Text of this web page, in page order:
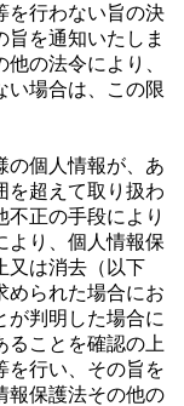
を行わない旨の決
旨を通知いたしま
の法令により、
い場合は、この限
の個人情報が、あ
を超えて取り扱わ
正の手段により
より、個人情報保
又は消去（以下
められた場合にお
が判明した場合に
ることを確認の上
を行い、その旨を
報保護法その他の